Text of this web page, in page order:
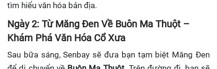
tìm hiểu văn hóa bản địa.
Ngày 2: Từ Măng Đen Về Buôn Ma Thuột –
Khám Phá Văn Hóa Cổ Xưa
Sau bữa sáng, Senbay sẽ đưa bạn tạm biệt Măng Đen